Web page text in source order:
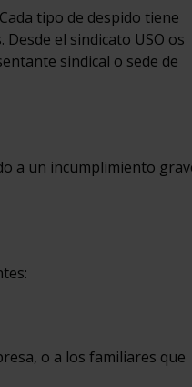
tipo de despido tiene
el sindicato USO os
sindical o sede de
a un incumplimiento
o a los familiares que